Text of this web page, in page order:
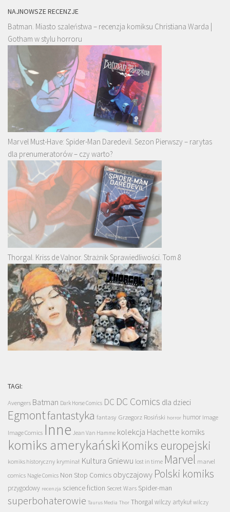
NAJNOWSZE RECENZJE
Batman. Miasto szaleństwa – recenzja komiksu Christiana Warda |
Gotham w stylu horroru
Marvel Must-Have: Spider-Man Daredevil. Sezon Pierwszy – rarytas
dla prenumeratorów – czy warto?
Thorgal. Kriss de Valnor. Strażnik Sprawiedliwości. Tom 8
TAGI:
Avengers Batman Dark Horse Comics DC DC Comics dla dzieci
Egmontfantastyka fantasy Grzegorz Rosiński horror humor Image
Image Comics Inne Jean Van Hamme kolekcja Hachette komiks
komiks amerykański Komiks europejski
komiks historyczny kryminał Kultura Gniewu lost in time Marvel marvel
comics Nagle Comics Non Stop Comics obyczajowy Polski komiks
przygodowy recenzja science fiction Secret Wars Spider-man
superbohaterowie Taurus Media Thor Thorgal wilczy artykuł wilczy